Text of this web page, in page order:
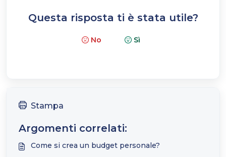
Questa risposta ti è stata utile?
No Sì
Stampa
Argomenti correlati:
Come si crea un budget personale?